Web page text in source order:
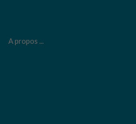
A propos ...